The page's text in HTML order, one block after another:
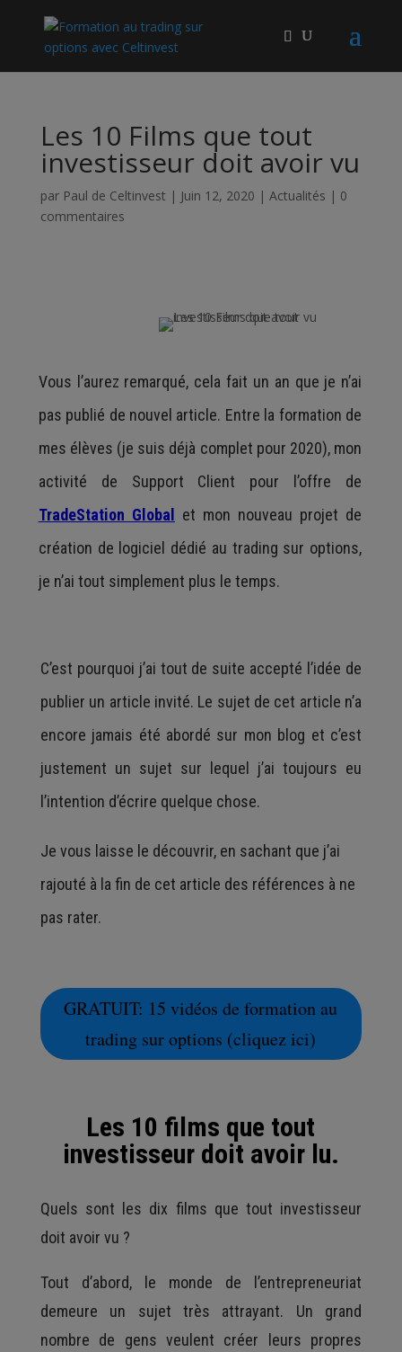
Les 10 Films que tout
investisseur doit avoir vu
par Paul de Celtinvest | Juin 12, 2020 | Actualités | 0
commentaires
Vous l’aurez remarqué, cela fait un an que je n’ai
pas publié de nouvel article. Entre la formation de
mes élèves (je suis déjà complet pour 2020), mon
activité de Support Client pour l’offre de
TradeStation Global
et mon nouveau projet de
création de logiciel dédié au trading sur options,
je n’ai tout simplement plus le temps.
C’est pourquoi j’ai tout de suite accepté l’idée de
publier un article invité. Le sujet de cet article n’a
encore jamais été abordé sur mon blog et c’est
justement un sujet sur lequel j’ai toujours eu
l’intention d’écrire quelque chose.
Je vous laisse le découvrir, en sachant que j’ai
rajouté à la fin de cet article des références à ne
pas rater.
GRATUIT: 15 vidéos de formation au
trading sur options (cliquez ici)
Les 10 films que tout
investisseur doit avoir lu.
Quels sont les dix films que tout investisseur
doit avoir vu ?
Tout d’abord, le monde de l’entrepreneuriat
demeure un sujet très attrayant. Un grand
nombre de gens veulent créer leurs propres